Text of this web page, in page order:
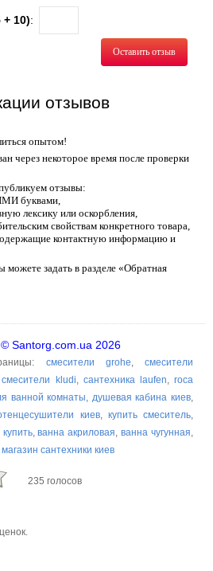
+ 10):
Оставить отзыв
отзывов
опытом!
через некоторое время после проверки
отзывы:
буквами,
лексику или оскорбления,
свойствам конкретного товара,
контактную информацию и
задать в разделе «Обратная
Santorg.com.ua 2026
смесители grohe,смесители
смесители kludi, сантехника laufen,roca
ванной комнаты, душевая кабина киев,
киев, купить смеситель,
,ванна акриловая,ванна чугунная,
сантехники киев
235 голосов